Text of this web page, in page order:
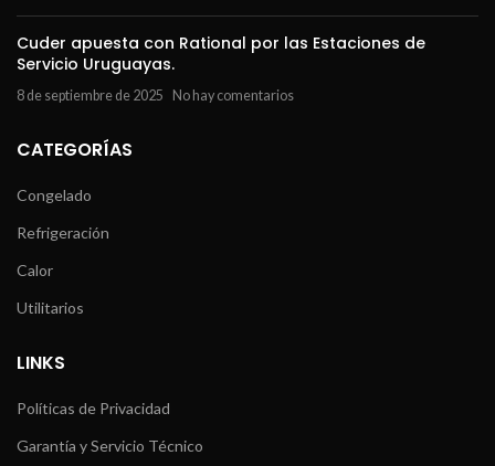
Cuder apuesta con Rational por las Estaciones de
Servicio Uruguayas.
8 de septiembre de 2025 No hay comentarios
CATEGORÍAS
Congelado
Refrigeración
Calor
Utilitarios
LINKS
Políticas de Privacidad
Garantía y Servicio Técnico